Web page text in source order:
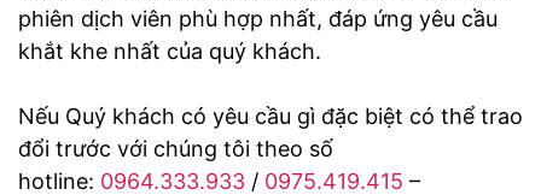
phiên dịch viên phù hợp nhất, đáp ứng yêu cầu
khắt khe nhất của quý khách.
Nếu Quý khách có yêu cầu gì đặc biệt có thể trao
đổi trước với chúng tôi theo số
hotline: 0964.333.933 / 0975.419.415 –